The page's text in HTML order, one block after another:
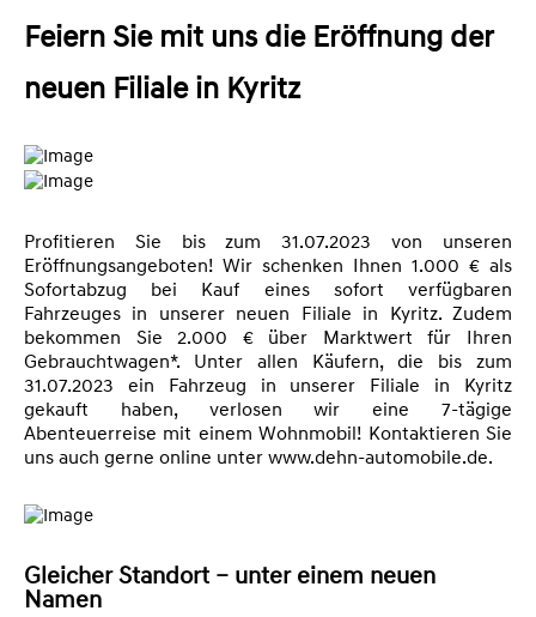
Feiern Sie mit uns die Eröffnung der
neuen Filiale in Kyritz
Profitieren Sie bis zum 31.07.2023 von unseren
Eröffnungsangeboten! Wir schenken Ihnen 1.000 € als
Sofortabzug bei Kauf eines sofort verfügbaren
Fahrzeuges in unserer neuen Filiale in Kyritz. Zudem
bekommen Sie 2.000 € über Marktwert für Ihren
Gebrauchtwagen*. Unter allen Käufern, die bis zum
31.07.2023 ein Fahrzeug in unserer Filiale in Kyritz
gekauft haben, verlosen wir eine 7-tägige
Abenteuerreise mit einem Wohnmobil! Kontaktieren Sie
uns auch gerne online unter www.dehn-automobile.de.
Gleicher Standort – unter einem neuen
Namen